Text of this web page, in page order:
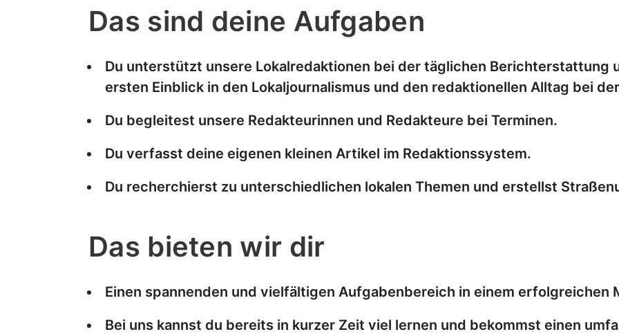
Das sind deine Aufgaben
Du unterstützt unsere Lokalredaktionen bei der täglichen Berichterstattung
ersten Einblick in den Lokaljournalismus und den redaktionellen Alltag bei
Du begleitest unsere Redakteurinnen und Redakteure bei Terminen.
Du verfasst deine eigenen kleinen Artikel im Redaktionssystem.
Du recherchierst zu unterschiedlichen lokalen Themen und erstellst
Das bieten wir dir
Einen spannenden und vielfältigen Aufgabenbereich in einem erfolgreichen
Bei uns kannst du bereits in kurzer Zeit viel lernen und bekommst einen